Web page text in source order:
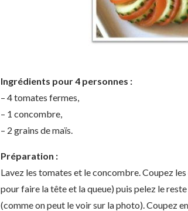
Ingrédients pour 4 personnes :
– 4 tomates fermes,
– 1 concombre,
– 2 grains de maïs.
Préparation :
Lavez les tomates et le concombre. Coupez
pour faire la tête et la queue) puis pelez le
(comme on peut le voir sur la photo). Coupez